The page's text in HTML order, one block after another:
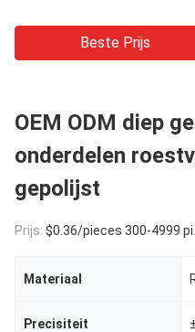
Beste Prijs
OEM ODM diep
onderdelen
gepolijst
Prijs: $0.36/pieces 300-4999 pieces
Materiaal
Precisiteit